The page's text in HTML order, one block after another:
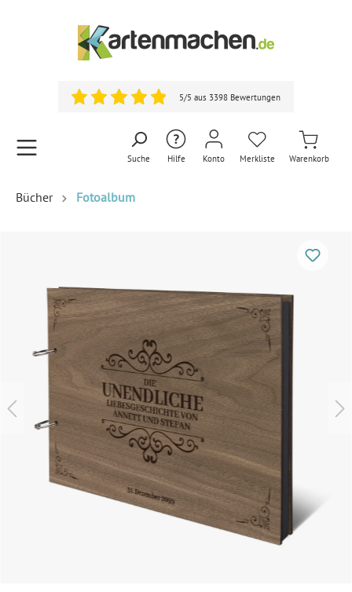
5/5 aus 3398 Bewertungen
Suche Hilfe Konto Merkliste Warenkorb
Bücher Fotoalbum